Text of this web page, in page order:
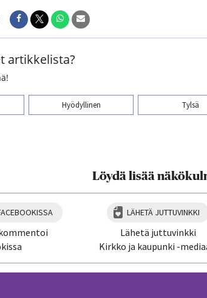
artikkelista?
Hyödyllinen Tylsä
Löydä lisää
LÄHETÄ JUTTUVINKKI
Lähetä juttuvinkki
Kirkko ja kaupunki -